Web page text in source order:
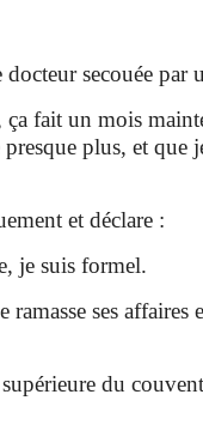
secouée par
ça fait un mois
plus, et que
et déclare :
je suis formel.
ses affaires
du